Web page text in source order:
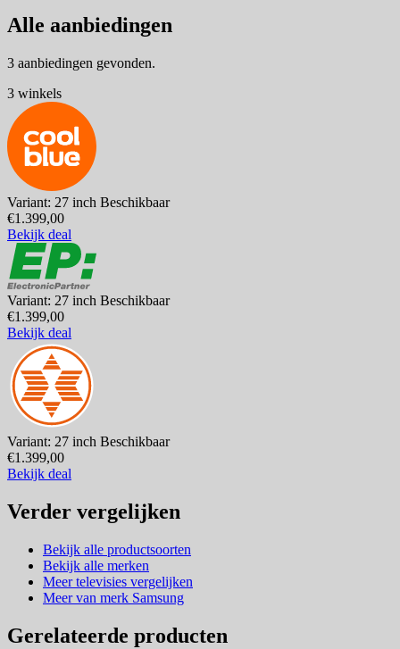
Alle aanbiedingen
3 aanbiedingen gevonden.
3 winkels
Variant: 27 inch Beschikbaar
€1.399,00
Bekijk deal
Variant: 27 inch Beschikbaar
€1.399,00
Bekijk deal
Variant: 27 inch Beschikbaar
€1.399,00
Bekijk deal
Verder vergelijken
Bekijk alle productsoorten
Bekijk alle merken
Meer televisies vergelijken
Meer van merk Samsung
Gerelateerde producten